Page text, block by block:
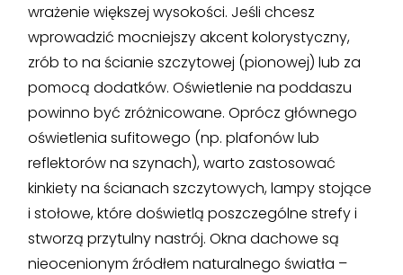
wrażenie większej wysokości. Jeśli chcesz
wprowadzić mocniejszy akcent kolorystyczny,
zrób to na ścianie szczytowej (pionowej) lub za
pomocą dodatków. Oświetlenie na poddaszu
powinno być zróżnicowane. Oprócz głównego
oświetlenia sufitowego (np. plafonów lub
reflektorów na szynach), warto zastosować
kinkiety na ścianach szczytowych, lampy stojące
i stołowe, które doświetlą poszczególne strefy i
stworzą przytulny nastrój. Okna dachowe są
nieocenionym źródłem naturalnego światła –